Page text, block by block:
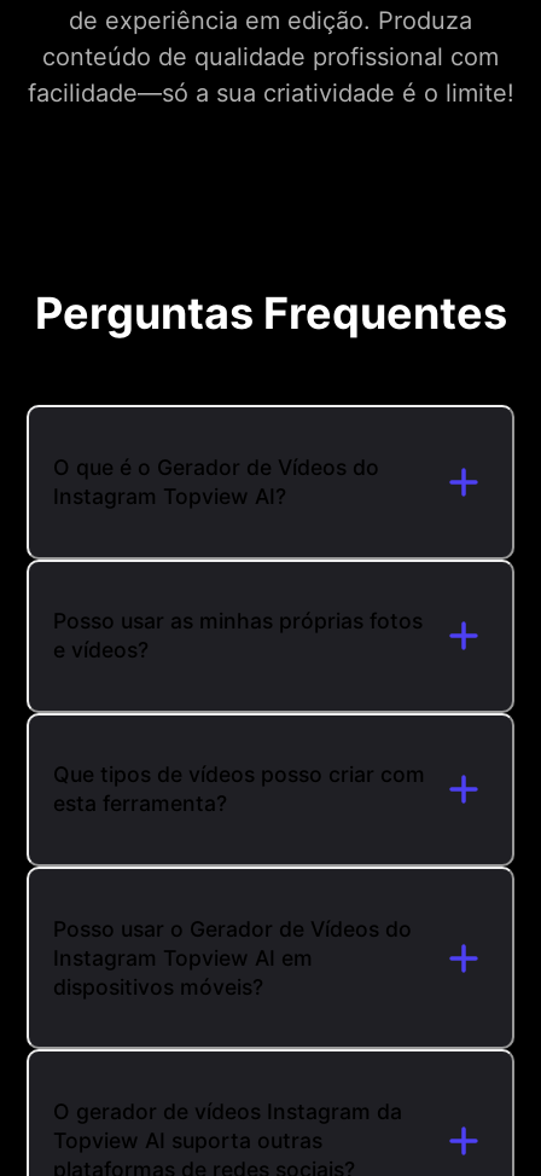
de experiência em edição. Produza
conteúdo de qualidade profissional com
facilidade—só a sua criatividade é o limite!
Perguntas Frequentes
O que é o Gerador de Vídeos do
Instagram Topview AI?
Posso usar as minhas próprias fotos
e vídeos?
Que tipos de vídeos posso criar com
esta ferramenta?
Posso usar o Gerador de Vídeos do
Instagram Topview AI em
dispositivos móveis?
O gerador de vídeos Instagram da
Topview AI suporta outras
plataformas de redes sociais?